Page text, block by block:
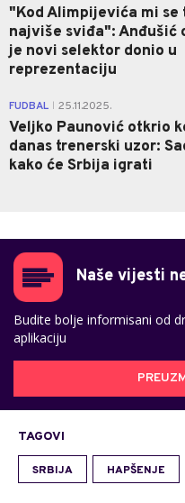
"Kod Alimpijevića mi se
najviše sviđa": Anđušić
je novi selektor donio u
reprezentaciju
FUDBAL 25.11.2025.
Veljko Paunović otkrio
danas trenerski uzor:
kako će Srbija igrati
Naše vijesti
Budite bolje informisani od
aplikaciju
TAGOVI
SRBIJA HAPŠENJE